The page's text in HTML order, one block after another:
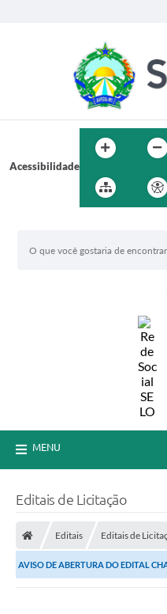
Acessibilidade
MENU
Editais de Licitação
Editais Editais de
AVISO DE ABERTURA DO EDITAL